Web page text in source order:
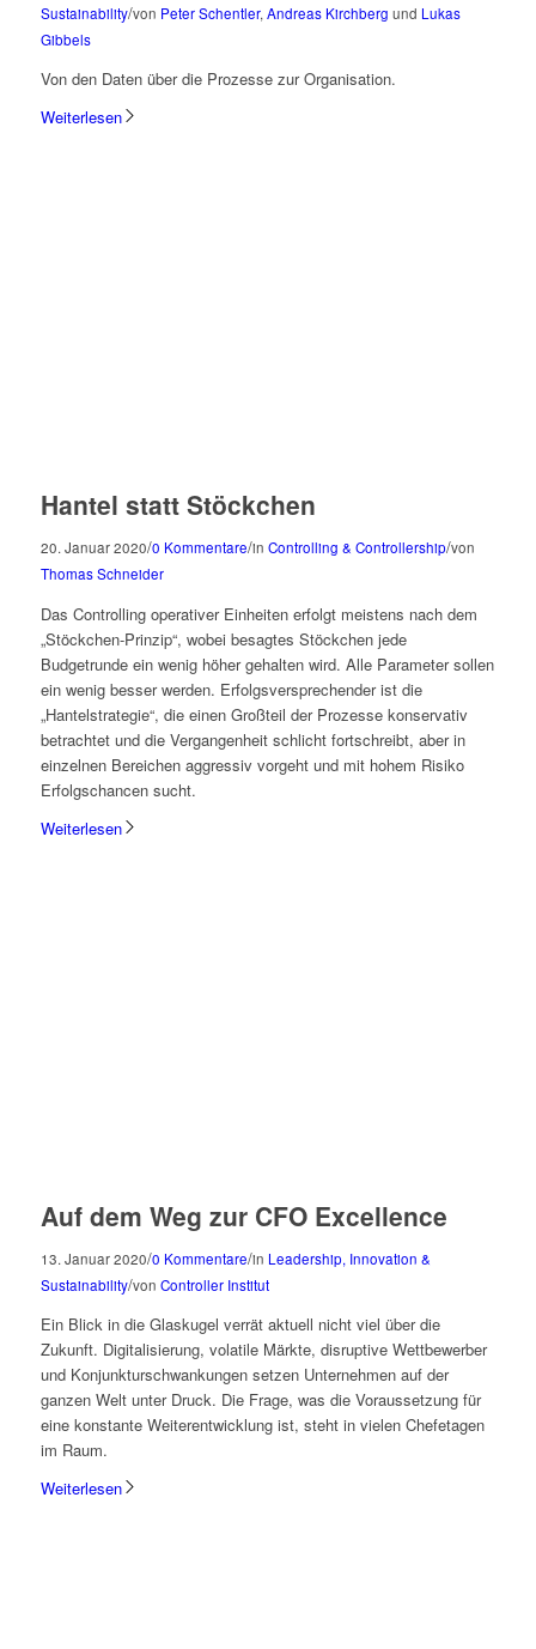
Sustainability/von Peter Schentler,Andreas Kirchberg und Lukas
Gibbels
Von den Daten über die Prozesse zur Organisation.
Weiterlesen
Hantel statt Stöckchen
20. Januar 2020/0 Kommentare/in Controlling & Controllership/von
Thomas Schneider
Das Controlling operativer Einheiten erfolgt meistens nach dem
„Stöckchen-Prinzip“, wobei besagtes Stöckchen jede
Budgetrunde ein wenig höher gehalten wird. Alle Parameter sollen
ein wenig besser werden. Erfolgsversprechender ist die
„Hantelstrategie“, die einen Großteil der Prozesse konservativ
betrachtet und die Vergangenheit schlicht fortschreibt, aber in
einzelnen Bereichen aggressiv vorgeht und mit hohem Risiko
Erfolgschancen sucht.
Weiterlesen
Auf dem Weg zur CFO Excellence
13. Januar 2020/0 Kommentare/in Leadership, Innovation &
Sustainability/von Controller Institut
Ein Blick in die Glaskugel verrät aktuell nicht viel über die
Zukunft. Digitalisierung, volatile Märkte, disruptive Wettbewerber
und Konjunkturschwankungen setzen Unternehmen auf der
ganzen Welt unter Druck. Die Frage, was die Voraussetzung für
eine konstante Weiterentwicklung ist, steht in vielen Chefetagen
im Raum.
Weiterlesen